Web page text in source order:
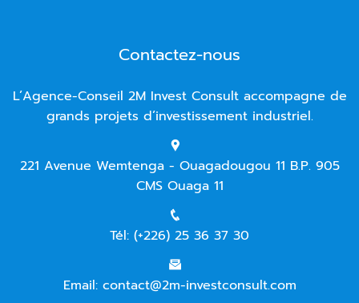
Contactez-nous
L’Agence-Conseil 2M Invest Consult accompagne de
grands projets d’investissement industriel.
221 Avenue Wemtenga - Ouagadougou 11 B.P. 905
CMS Ouaga 11
Tél: (+226) 25 36 37 30
Email: contact@2m-investconsult.com